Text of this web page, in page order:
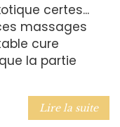
certes...
massages
cure
la partie
Lire la suite